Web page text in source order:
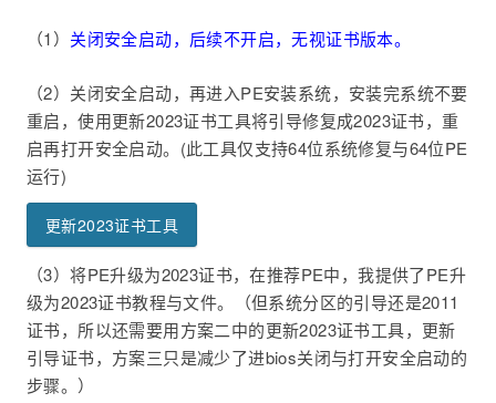
（1） 关闭安全启动，后续不开启，无视证书版本。
（2）关闭安全启动，再进入PE安装系统，安装完系统不要
重启，使用更新2023证书工具将引导修复成2023证书，重
启再打开安全启动。(此工具仅支持64位系统修复与64位PE
运行)
更新2023证书工具
（3）将PE升级为2023证书，在推荐PE中，我提供了PE升
级为2023证书教程与文件。（但系统分区的引导还是2011
证书，所以还需要用方案二中的更新2023证书工具，更新
引导证书，方案三只是减少了进bios关闭与打开安全启动的
步骤。）